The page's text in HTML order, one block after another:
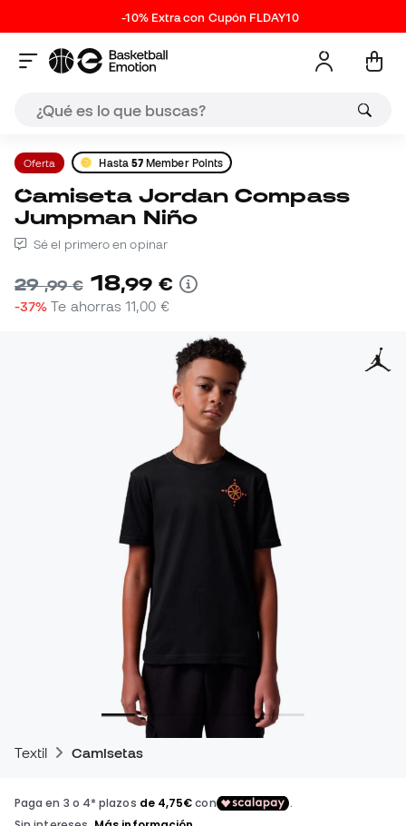
-10% Extra con Cupón FLDAY10
Oferta Hasta 57 Member Points
Camiseta Jordan Compass
Jumpman Niño
Sé el primero en opinar
29,99 € 18,99 €
-37% Te ahorras11,00 €
Textil Camisetas